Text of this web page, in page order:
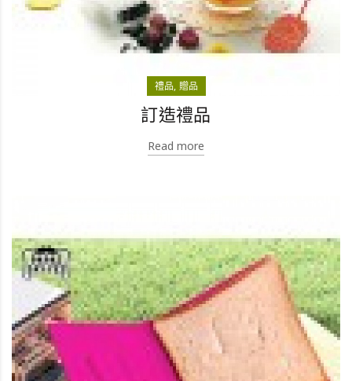
禮品 贈品
訂造禮品
Read more